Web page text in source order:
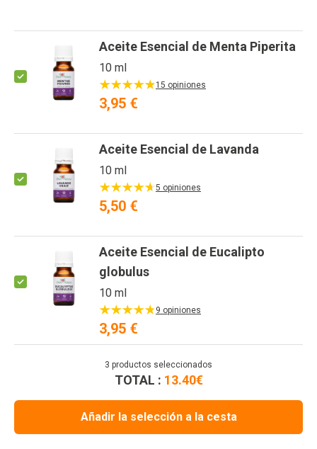
Aceite Esencial de Menta Piperita
10 ml
15 opiniones
3,95 €
Aceite Esencial de Lavanda
10 ml
5 opiniones
5,50 €
Aceite Esencial de Eucalipto
globulus
10 ml
9 opiniones
3,95 €
3 productos seleccionados
TOTAL : 13.40€
Añadir la selección a la cesta